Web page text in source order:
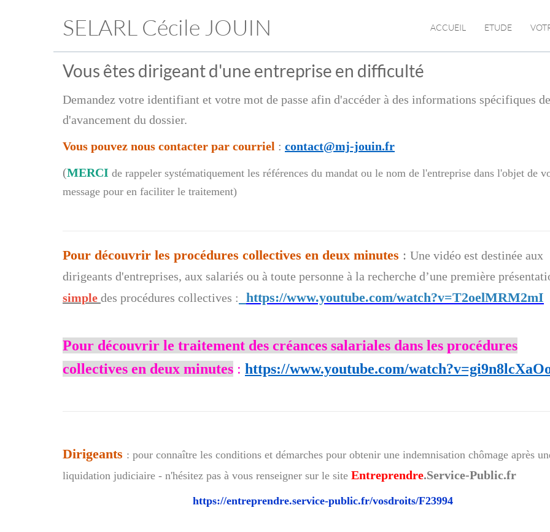
SELARL Cécile JOUIN ACCUEIL ETUDE
Vous êtes dirigeant d'une entreprise en difficulté
Demandez votre identifiant et votre mot de passe afin d'accéder à des informations spécifiques
d'avancement du dossier.
Vous pouvez nous contacter par courriel : contact@mj-jouin.fr
(MERCI de rappeler systématiquement les références du mandat ou le nom de l'entreprise dans l'objet de
message pour en faciliter le traitement)
Pour découvrir les procédures collectives en deux minutes : Une vidéo est destinée aux
dirigeants d'entreprises, aux salariés ou à toute personne à la recherche d’une première
simple des procédures collectives : https://www.youtube.com/watch?v=T2oelMRM2mI
Pour découvrir le traitement des créances salariales dans les procédures
collectives en deux minutes : https://www.youtube.com/
Dirigeants : pour connaître les conditions et démarches pour obtenir une indemnisation chômage après
liquidation judiciaire - n'hésitez pas à vous renseigner sur le site Entreprendre.Service-Public.fr
https://entreprendre.service-public.fr/vosdroits/F23994